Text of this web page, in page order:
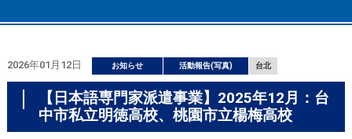
2026年01月12日 お知らせ 活動報告(写真) 台北
【日本語専門家派遣事業】2025年12月：台
中市私立明徳高校、桃園市立楊梅高校